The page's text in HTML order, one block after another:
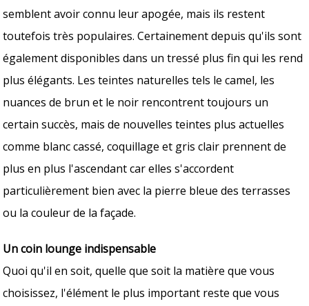
semblent avoir connu leur apogée, mais ils restent
toutefois très populaires. Certainement depuis qu'ils sont
également disponibles dans un tressé plus fin qui les rend
plus élégants. Les teintes naturelles tels le camel, les
nuances de brun et le noir rencontrent toujours un
certain succès, mais de nouvelles teintes plus actuelles
comme blanc cassé, coquillage et gris clair prennent de
plus en plus l'ascendant car elles s'accordent
particulièrement bien avec la pierre bleue des terrasses
ou la couleur de la façade.
Un coin lounge indispensable
Quoi qu'il en soit, quelle que soit la matière que vous
choisissez, l'élément le plus important reste que vous